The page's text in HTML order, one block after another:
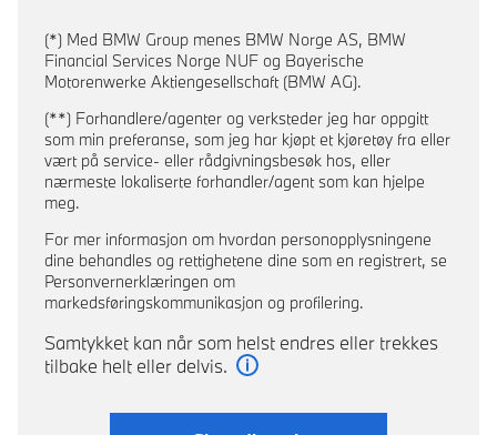
(*) Med BMW Group menes BMW Norge AS, BMW
Financial Services Norge NUF og Bayerische
Motorenwerke Aktiengesellschaft (BMW AG).
(**) Forhandlere/agenter og verksteder jeg har oppgitt
som min preferanse, som jeg har kjøpt et kjøretøy fra eller
vært på service- eller rådgivningsbesøk hos, eller
nærmeste lokaliserte forhandler/agent som kan hjelpe
meg.
For mer informasjon om hvordan personopplysningene
dine behandles og rettighetene dine som en registrert, se
Personvernerklæringen om
markedsføringskommunikasjon og profilering.
Samtykket kan når som helst endres eller trekkes
tilbake helt eller delvis.